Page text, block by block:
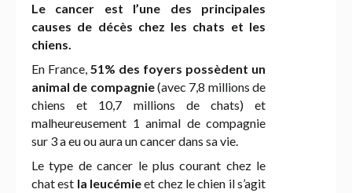
Le cancer est l’une des principales
causes de décès chez les chats et les
chiens.
En France, 51% des foyers possèdent un
animal de compagnie(avec 7,8 millions de
chiens et 10,7 millions de chats) et
malheureusement 1 animal de compagnie
sur 3 a eu ou aura un cancer dans sa vie.
Le type de cancer le plus courant chez le
chat est la leucémieet chez le chien il s’agit